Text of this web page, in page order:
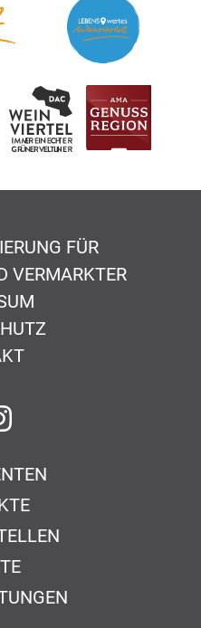
FÜR
VERMARKTER
Facebook
auf Instagram